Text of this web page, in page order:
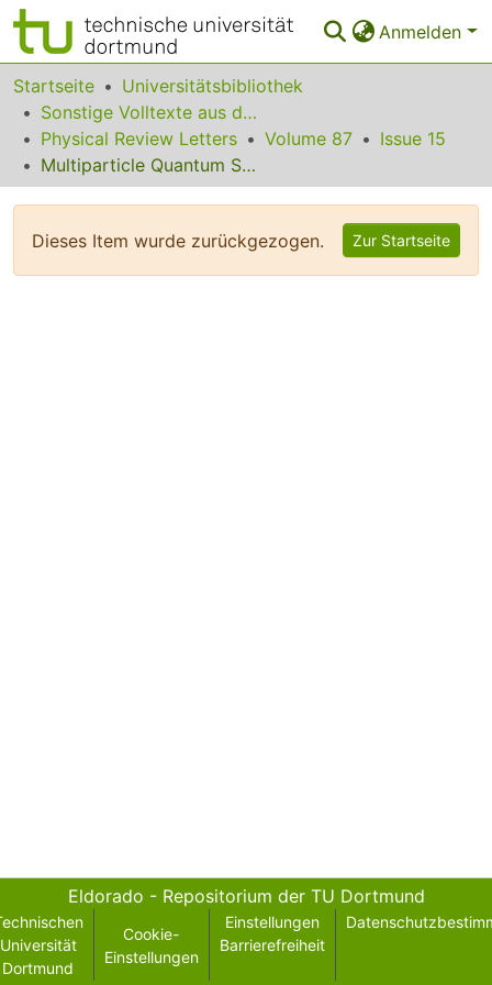
Anmelden
Bereiche & Sammlungen
Das gesamte Repositorium
Statistiken
Startseite
Universitätsbibliothek
Sonstige Volltexte aus dem Bibliotheksangebot
Physical Review Letters
Volume 87
Issue 15
Multiparticle Quantum Superposition and Stimulated Entanglement by Parity Selective Amplification of Entangled States
Dieses Item wurde zurückgezogen. Zur Startseite
Eldorado - Repositorium der TU Dortmund
Universität
Dortmund
Cookie-
Einstellungen
Einstellungen
Barrierefreiheit